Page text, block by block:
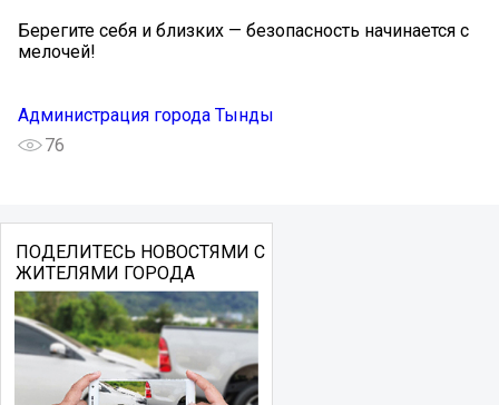
Берегите себя и близких — безопасность начинается с
мелочей!
Администрация города Тынды
76
ПОДЕЛИТЕСЬ НОВОСТЯМИ С
ЖИТЕЛЯМИ ГОРОДА